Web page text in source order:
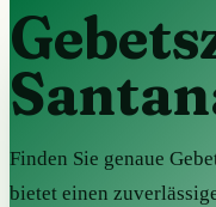
Finden Sie genaue
bietet einen